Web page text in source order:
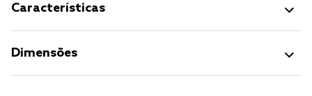
Características
Dimensões